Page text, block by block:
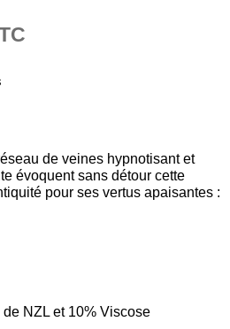
de veines hypnotisant et
évoquent sans détour cette
pour ses vertus apaisantes :
NZL et 10% Viscose